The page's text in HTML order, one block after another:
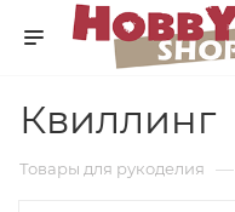
Квиллинг
Товары для рукоделия —